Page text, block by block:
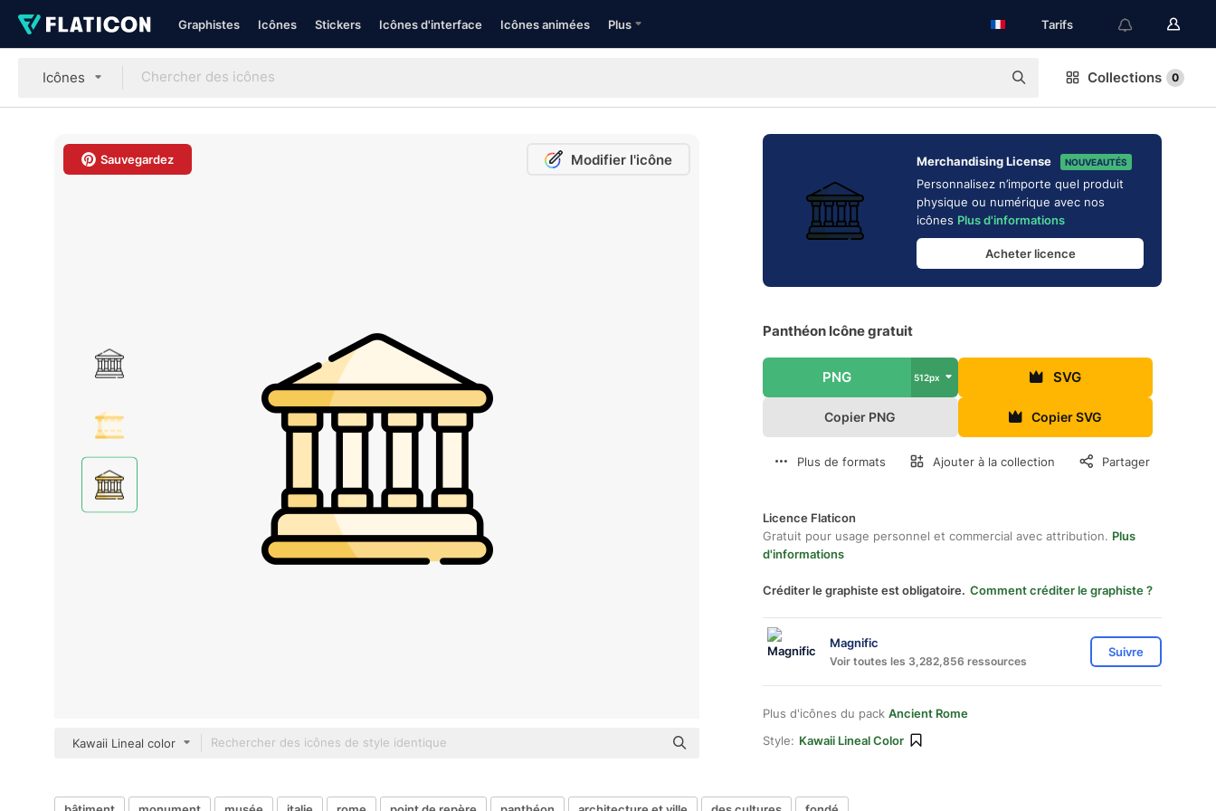
Graphistes Icônes Stickers Icônes d'interface Icônes animées Plus Tarifs
Icônes Collections 0
Sauvegardez Modifier l'icône
Kawaii Lineal color
Merchandising License NOUVEAUTÉS
Personnalisez n’importe quel produit
physique ou numérique avec nos
icônes Plus d'informations
Acheter licence
Panthéon Icône gratuit
PNG 512px SVG
Copier PNG Copier SVG
Plus de formats Ajouter à la collection Partager
Licence Flaticon
Gratuit pour usage personnel et commercial avec attribution. Plus
d'informations
Créditer le graphiste est obligatoire. Comment créditer le graphiste ?
Magnific
Voir toutes les 3,282,856 ressources
Suivre
Plus d'icônes du pack Ancient Rome
Style: Kawaii Lineal Color